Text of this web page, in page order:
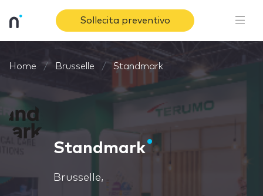
Sollecita preventivo
Home Brusselle Standmark
Standmark
Brusselle,